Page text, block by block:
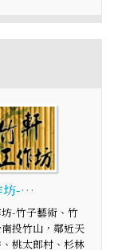
坊-…
坊-竹子藝術、竹
投竹山，鄰近天
桃太郎村、杉林